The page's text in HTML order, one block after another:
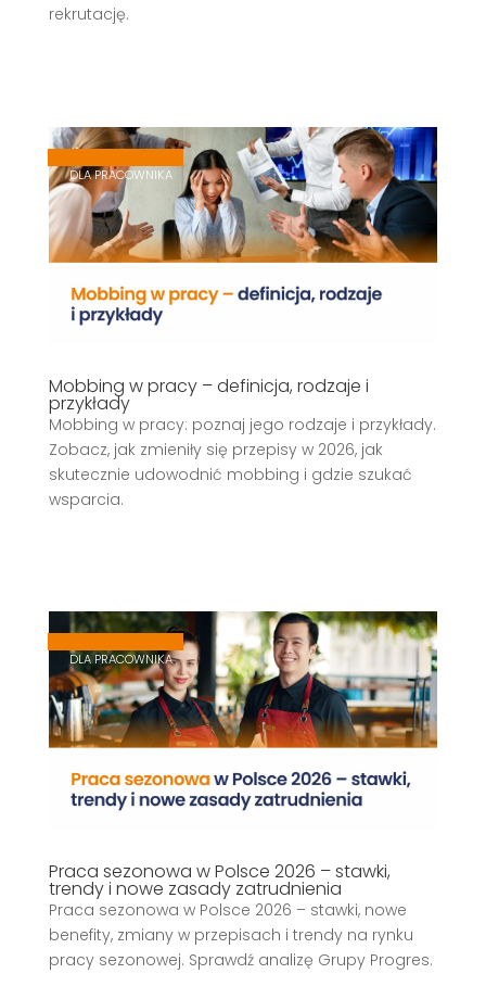
rekrutację.
Mobbing w pracy – definicja, rodzaje i
przykłady
DLA PRACOWNIKA
Mobbing w pracy: poznaj jego rodzaje i przykłady.
Zobacz, jak zmieniły się przepisy w 2026, jak
skutecznie udowodnić mobbing i gdzie szukać
wsparcia.
Praca sezonowa w Polsce 2026 – stawki,
trendy i nowe zasady zatrudnienia
,,
DLA PRACOWNIKA
Praca sezonowa w Polsce 2026 – stawki, nowe
benefity, zmiany w przepisach i trendy na rynku
pracy sezonowej. Sprawdź analizę Grupy Progres.